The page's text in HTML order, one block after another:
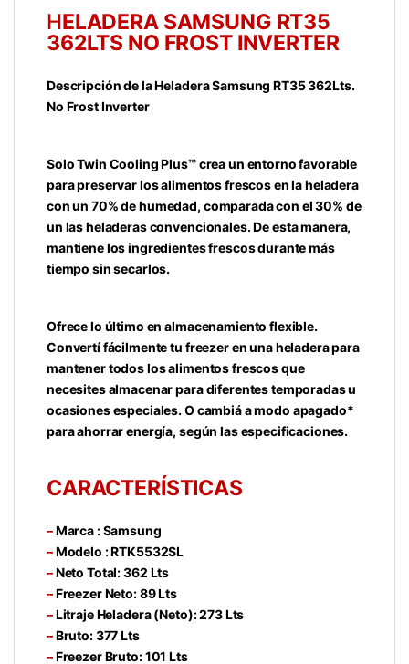
HELADERA SAMSUNG RT35
362LTS NO FROST INVERTER
Descripción de la Heladera Samsung RT35 362Lts.
No Frost Inverter
Solo Twin Cooling Plus™ crea un entorno favorable
para preservar los alimentos frescos en la heladera
con un 70% de humedad, comparada con el 30% de
un las heladeras convencionales. De esta manera,
mantiene los ingredientes frescos durante más
tiempo sin secarlos.
Ofrece lo último en almacenamiento flexible.
Convertí fácilmente tu freezer en una heladera para
mantener todos los alimentos frescos que
necesites almacenar para diferentes temporadas u
ocasiones especiales. O cambiá a modo apagado*
para ahorrar energía, según las especificaciones.
CARACTERÍSTICAS
–Marca : Samsung
–Modelo : RTK5532SL
–Neto Total:362 Lts
–Freezer Neto:89 Lts
–Litraje Heladera (Neto):273 Lts
–Bruto:377 Lts
–Freezer Bruto:101 Lts